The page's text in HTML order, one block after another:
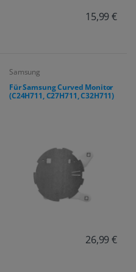
15,99 €
Samsung
Für Samsung Curved Monitor
(C24H711, C27H711, C32H711)
26,99 €